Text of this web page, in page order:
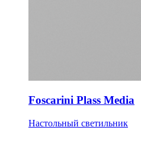
Foscarini Plass Media
Настольный светильник